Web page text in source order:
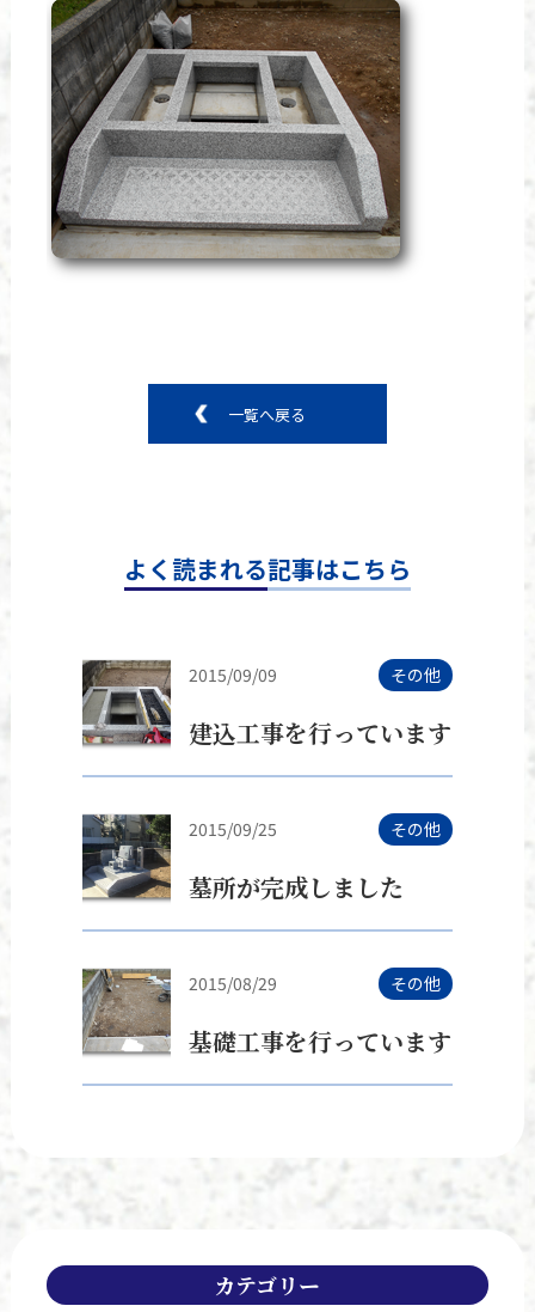
一覧へ戻る
よく読まれる記事はこちら
2015/09/09 その他
建込工事を行っています
2015/09/25 その他
墓所が完成しました
2015/08/29 その他
基礎工事を行っています
カテゴリー